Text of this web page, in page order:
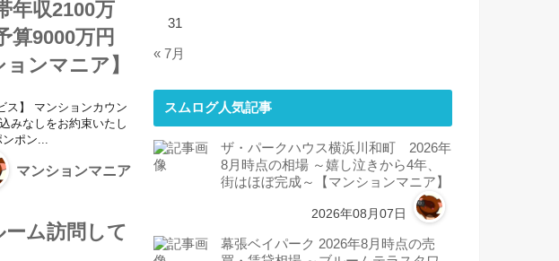
年収2100万
算9000万円
ンマニア】
ス】 マンションカウン
みなしをお約束いたし
ポン...
マンションマニア
ム訪問して
31
« 7月
スムログ人気記事
ザ・パークハウス横浜川和町 2026年
8月時点の相場 ～嬉し泣きから4年、
街はほぼ完成～【マンションマニア】
2026年08月07日
幕張ベイパーク 2026年8月時点の売